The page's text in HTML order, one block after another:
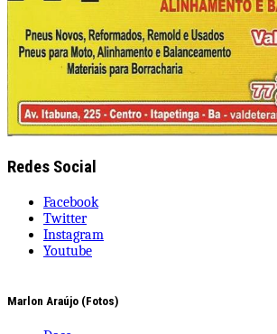
Redes Social
Facebook
Twitter
Instagram
Youtube
Marlon Araújo (Fotos)